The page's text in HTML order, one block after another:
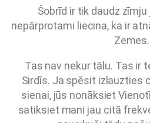
Šobrīd ir tik daudz
nepārprotami liecina, ka ir
Zemes.
Tas nav nekur tālu. Tas ir
Sirdīs. Ja spēsit izlauzties
sienai, jūs nonāksiet
satiksiet mani jau citā